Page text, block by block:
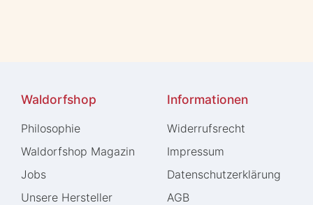
Waldorfshop
Philosophie
Waldorfshop Magazin
Jobs
Unsere Hersteller
Informationen
Widerrufs­recht
Impressum
Daten­schutz­erklärung
AGB